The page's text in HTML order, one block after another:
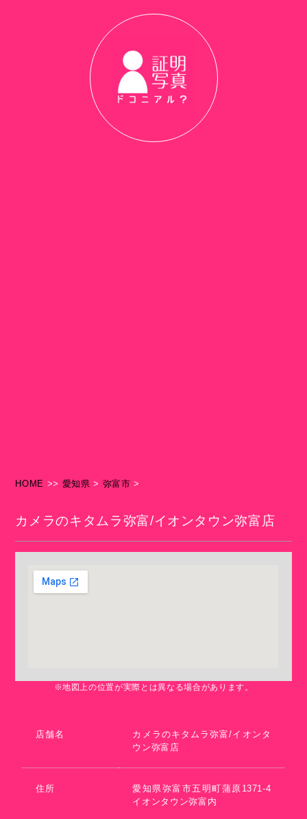
HOME >> 愛知県 > 弥富市 >
カメラのキタムラ弥富/イオンタウン弥富店
※地図上の位置が実際とは異なる場合があります。
店舗名
カメラのキタムラ弥富/イオンタ
ウン弥富店
住所
愛知県弥富市五明町蒲原1371-4
イオンタウン弥富内